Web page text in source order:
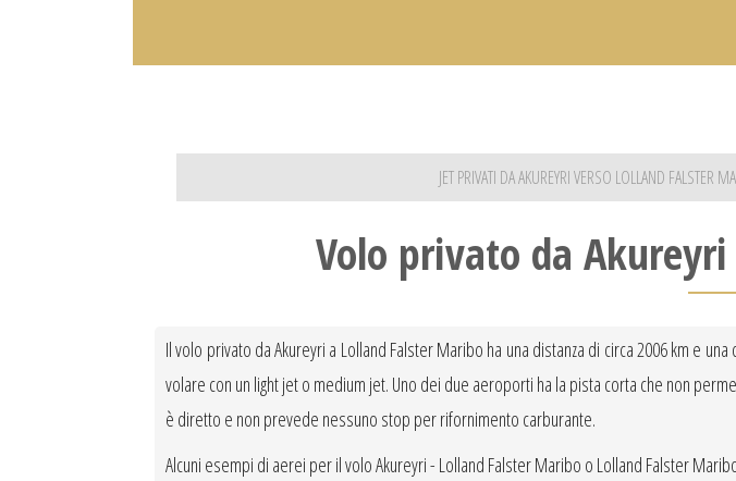
JET PRIVATI DA AKUREYRI VERSO LOLLAND FALSTER
Volo privato da
Il volo privato da Akureyri a Lolland Falster Maribo ha una distanza di circa 2006 km e
volare con un light jet o medium jet. Uno dei due aeroporti ha la pista corta che non
è diretto e non prevede nessuno stop per rifornimento carburante.
Alcuni esempi di aerei per il volo Akureyri - Lolland Falster Maribo o Lolland Falster